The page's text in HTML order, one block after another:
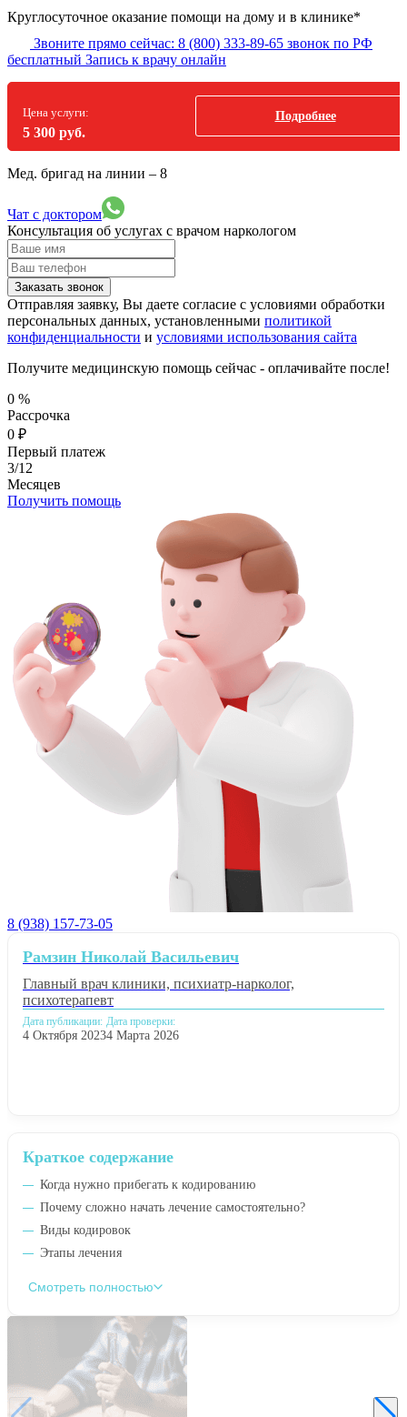
Круглосуточное оказание помощи на дому и в клинике*
Звоните прямо сейчас: 8 (800) 333-89-65 звонок по РФ
бесплатный Запись к врачу онлайн
Цена услуги:
5 300 руб.
Подробнее
Мед. бригад на линии – 8
Чат с доктором
Консультация об услугах с врачом наркологом
Заказать звонок
Отправляя заявку, Вы даете согласие с условиями обработки
персональных данных, установленными политикой
конфиденциальности и условиями использования сайта
Получите медицинскую помощь сейчас - оплачивайте после!
0 %
Рассрочка
0 ₽
Первый платеж
3/12
Месяцев
Получить помощь
8 (938) 157-73-05
Краткое содержание
Когда нужно прибегать к кодированию
Почему сложно начать лечение самостоятельно?
Виды кодировок
Этапы лечения
Смотреть полностью
Рамзин Николай Васильевич
Главный врач клиники, психиатр-нарколог,
психотерапевт
Дата публикации:
4 Октября 2023
Дата проверки:
4 Марта 2026